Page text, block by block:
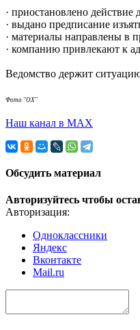
· приостановлено
· выдано предписание
· материалы направлены в
· компанию привлекают к
Ведомство держит
Фото "ОХ"
Наш канал в МАХ
Обсудить материал
Авторизуйтесь чтобы
Авторизация:
Одноклассники
Яндекс
Вконтакте
Mail.ru